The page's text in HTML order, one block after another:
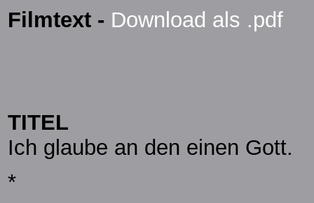
Filmtext - Download als .pdf
TITEL
Ich glaube an den einen Gott.
*